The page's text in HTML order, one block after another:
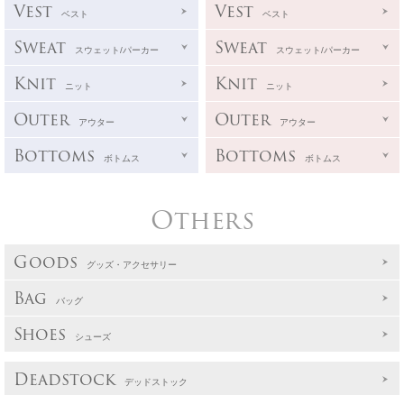
Vest ベスト
Sweat スウェット/パーカー
Knit ニット
Outer アウター
Bottoms ボトムス
Vest ベスト
Sweat スウェット/パーカー
Knit ニット
Outer アウター
Bottoms ボトムス
Others
Goods グッズ・アクセサリー
Bag バッグ
Shoes シューズ
Deadstock デッドストック